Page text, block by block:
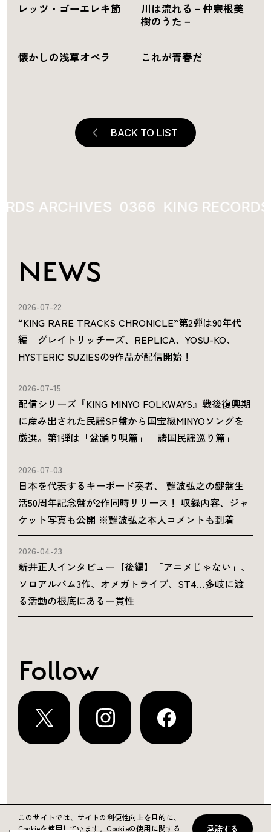
レッツ・ゴーエレキ節
川は流れる－仲宗根美
樹のうた－
懐かしの浅草オペラ これが青春だ
BACK TO LIST
ARCHIVES 7911 KING
NEWS
2026-07-22
“KING RARE TRACKS CHRONICLE”第2弾は90年代
編 グレイトリッチーズ、REPLICA、YOSU-KO、
HYSTERIC SUZIESの9作品が配信開始！
2026-07-15
配信シリーズ『KING MINYO FOLKWAYS』戦後復興期
に産み出された民謡SP盤から国宝級MINYOソングを
厳選。第1弾は「盆踊り唄篇」「諸国民謡巡り篇」
2026-07-03
日本を代表するキーボード奏者、 難波弘之の鍵盤生
活50周年記念盤が2作同時リリース！ 収録内容、ジャ
ケット写真も公開 ※難波弘之本人コメントも到着
2026-04-23
新井正人インタビュー【後編】「アニメじゃない」、
ソロアルバム3作、オメガトライブ、ST4…多岐に渡
る活動の根底にある一貫性
Follow
運営会社 プライバシーポリシー お問い合わせ
Copyright ©2024 KING RECORDS
このサイトでは、サイトの利便性向上を目的に、
Cookieを使用しています。Cookieの使用に関する 承諾する